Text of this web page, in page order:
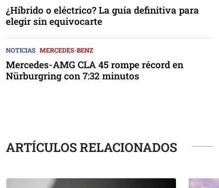
¿Híbrido o eléctrico? La guía definitiva para
elegir sin equivocarte
NOTICIAS MERCEDES-BENZ
Mercedes-AMG CLA 45 rompe récord en
Nürburgring con 7:32 minutos
ARTÍCULOS RELACIONADOS